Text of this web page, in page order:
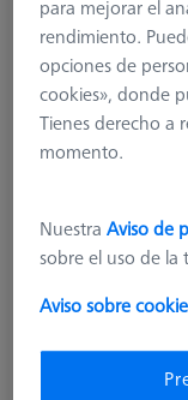
XXT, DK3 L40
para mejorar el
rendimiento.
opciones de
cookies», donde
Tienes derecho a
momento.
NuestraAviso de
sobre el uso de
Aviso sobre